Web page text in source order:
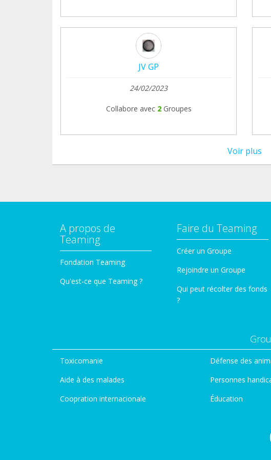
JV GP
24/02/2023
Collabore avec 2 Groupes
Voir plus
A propos de
Teaming
Fondation Teaming
Qu'est-ce que Teaming ?
Faire du Teaming
Créer un Groupe
Rejoindre un Groupe
Qui peut récolter des fonds
?
Toxicomanie
Aide à des malades
Coopration internacionale
Défense des
Personnes
Éducation